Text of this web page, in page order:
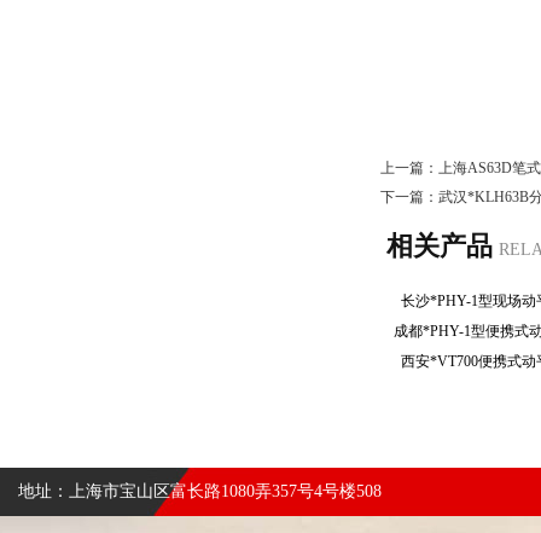
上一篇： 上海AS63D笔
下一篇： 武汉*KLH63B
相关产品
长沙*PHY-1型现场
成都*PHY-1型便携
西安*VT700便携式
地址：上海市宝山区富长路1080弄357号4号楼508